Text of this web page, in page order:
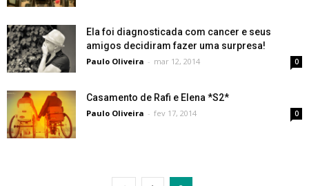
Ela foi diagnosticada com cancer e seus
amigos decidiram fazer uma surpresa!
Paulo Oliveira - mar 12, 2014 0
Casamento de Rafi e Elena *S2*
Paulo Oliveira - fev 17, 2014 0